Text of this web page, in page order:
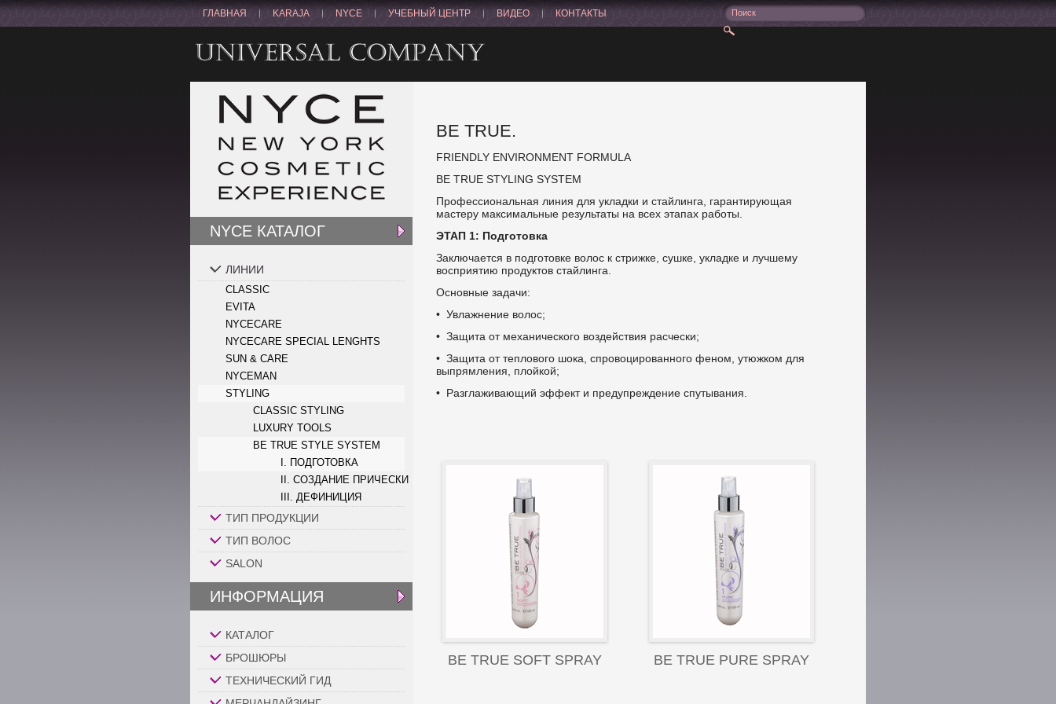
ГЛАВНАЯ KARAJA NYCE УЧЕБНЫЙ ЦЕНТР ВИДЕО КОНТАКТЫ
NYCE КАТАЛОГ
ЛИНИИ
CLASSIC
EVITA
NYCECARE
NYCECARE SPECIAL LENGHTS
SUN & CARE
NYCEMAN
STYLING
CLASSIC STYLING
LUXURY TOOLS
BE TRUE STYLE SYSTEM
I. ПОДГОТОВКА
II. СОЗДАНИЕ ПРИЧЕСКИ
III. ДЕФИНИЦИЯ
ТИП ПРОДУКЦИИ
ТИП ВОЛОС
SALON
ИНФОРМАЦИЯ
КАТАЛОГ
БРОШЮРЫ
ТЕХНИЧЕСКИЙ ГИД
BE TRUE.
FRIENDLY ENVIRONMENT FORMULA
BE TRUE STYLING SYSTEM
Профессиональная линия для укладки и стайлинга, гарантирующая
мастеру максимальные результаты на всех этапах работы.
ЭТАП 1: Подготовка
Заключается в подготовке волос к стрижке, сушке, укладке и лучшему
восприятию продуктов стайлинга.
Основные задачи:
• Увлажнение волос;
• Защита от механического воздействия расчески;
• Защита от теплового шока, спровоцированного феном, утюжком для
выпрямления, плойкой;
• Разглаживающий эффект и предупреждение спутывания.
BE TRUE SOFT SPRAY BE TRUE PURE SPRAY